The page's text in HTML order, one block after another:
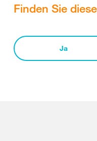
Finden Sie
Ja